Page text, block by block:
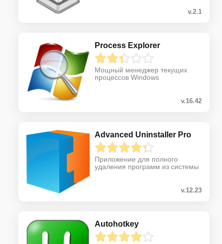
v.2.1
Process Explorer
Мощный менеджер текущих
процессов Windows
v.16.42
Advanced Uninstaller Pro
Приложение для полного
удаления программ из системы
v.12.23
Autohotkey